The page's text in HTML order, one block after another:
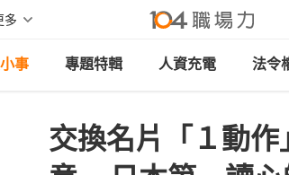
多
事 專題特輯 人資充電 法令
交換名片「１動